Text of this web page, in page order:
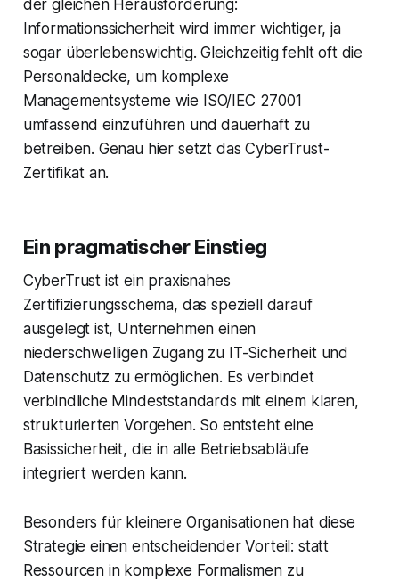
der gleichen Herausforderung:
Informationssicherheit wird immer wichtiger, ja
sogar überlebenswichtig. Gleichzeitig fehlt oft die
Personaldecke, um komplexe
Managementsysteme wie ISO/IEC 27001
umfassend einzuführen und dauerhaft zu
betreiben. Genau hier setzt das CyberTrust-
Zertifikat an.
Ein pragmatischer Einstieg
CyberTrust ist ein praxisnahes
Zertifizierungsschema, das speziell darauf
ausgelegt ist, Unternehmen einen
niederschwelligen Zugang zu IT-Sicherheit und
Datenschutz zu ermöglichen. Es verbindet
verbindliche Mindeststandards mit einem klaren,
strukturierten Vorgehen. So entsteht eine
Basissicherheit, die in alle Betriebsabläufe
integriert werden kann.
Besonders für kleinere Organisationen hat diese
Strategie einen entscheidender Vorteil: statt
Ressourcen in komplexe Formalismen zu